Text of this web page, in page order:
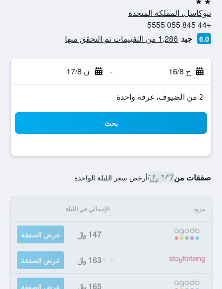
2 نجمتين
نيوكاسل، المملكة المتحدة
+44 845 055 5555
6.0 جيد 1,286 من التقييمات تم التحقق منها
ح 16/8 - ن 17/8
2 من الضيوف، غرفة واحدة
بحث
صفقات من147 ﷼ /أرخص سعر الليلة الواحدة
مزود الإجمالي في الليلة
147 ﷼ عرض الصفقة
163 ﷼ عرض الصفقة
165 ﷼ عرض الصفقة